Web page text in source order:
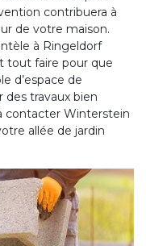
contribuera à
de votre maison.
à Ringeldorf
tout faire pour que
d’espace de
des travaux bien
contacter Winterstein
allée de jardin